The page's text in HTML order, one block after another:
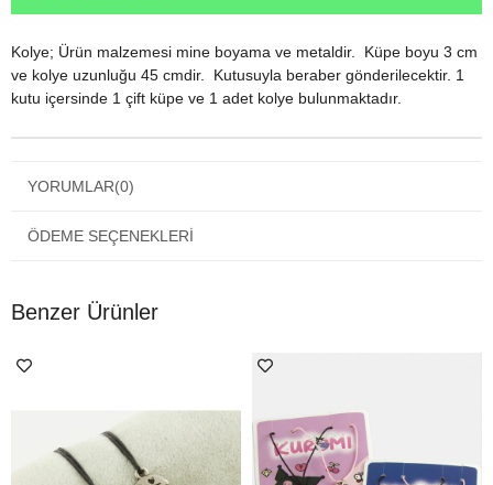
Kolye; Ürün malzemesi mine boyama ve metaldir. Küpe boyu 3 cm
ve kolye uzunluğu 45 cmdir. Kutusuyla beraber gönderilecektir. 1
kutu içersinde 1 çift küpe ve 1 adet kolye bulunmaktadır.
YORUMLAR(0)
ÖDEME SEÇENEKLERI
Benzer Ürünler